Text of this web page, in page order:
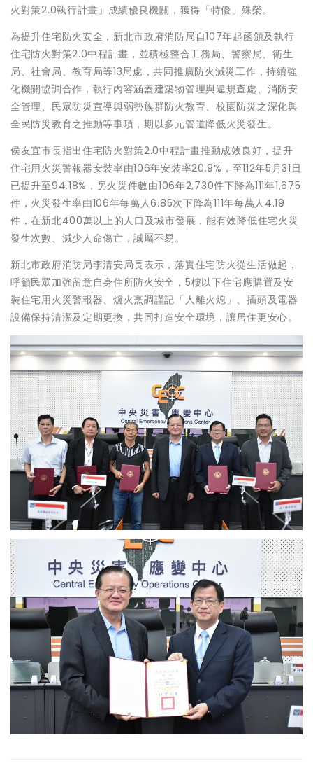
火對策2.0執行計畫」成績優良機關，獲得「特優」殊榮。
為提升住宅防火安全，新北市政府消防局自107年起函頒及執行
住宅防火對策2.0中程計畫，並積極整合工務局、警察局、衛生
局、社會局、教育局等13局處，共同推廣防火減災工作，持續強
化機關協調合作，執行內容涵蓋建築物管理與違規查處、消防安
全管理、民眾防災宣導與弱勢族群防火教育、校園防災之深化與
全民防災教育之推動等事項，期以多元管道降低火災發生。
侯友宜市長指出住宅防火對策2.0中程計畫推動成效良好，提升
住宅用火災警報器安裝率由106年安裝率20.9%，至112年5月31日
已提升至94.18%，另火災件數由106年2,730件下降為111年1,675
件，火災發生率由106年每萬人6.85次下降為111年每萬人4.19
件，在新北400萬以上的人口及城市發展，能有效降低住宅火災
發生次數、減少人命傷亡，誠屬不易。
新北市政府消防局李清安局長表示，落實住宅防火從生活做起，
呼籲民眾加強留意自身住所防火安全，5樓以下住宅應購置及安
裝住宅用火災警報器、爐火烹調謹記「人離火熄」、插頭及電器
設備保持清潔及定期更換，共同打造安全環境，讓居住更安心。